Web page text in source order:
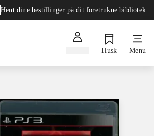
Hent dine bestillinger på dit foretrukne bibliotek
Husk Menu